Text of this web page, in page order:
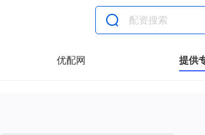
优配网 提供